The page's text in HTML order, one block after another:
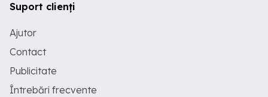
Suport clienți
Ajutor
Contact
Publicitate
Întrebări frecvente